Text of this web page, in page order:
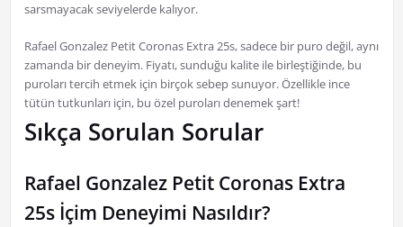
sarsmayacak seviyelerde kalıyor.
Rafael Gonzalez Petit Coronas Extra 25s, sadece bir puro değil, aynı
zamanda bir deneyim. Fiyatı, sunduğu kalite ile birleştiğinde, bu
puroları tercih etmek için birçok sebep sunuyor. Özellikle ince
tütün tutkunları için, bu özel puroları denemek şart!
Sıkça Sorulan Sorular
Rafael Gonzalez Petit Coronas Extra
25s İçim Deneyimi Nasıldır?